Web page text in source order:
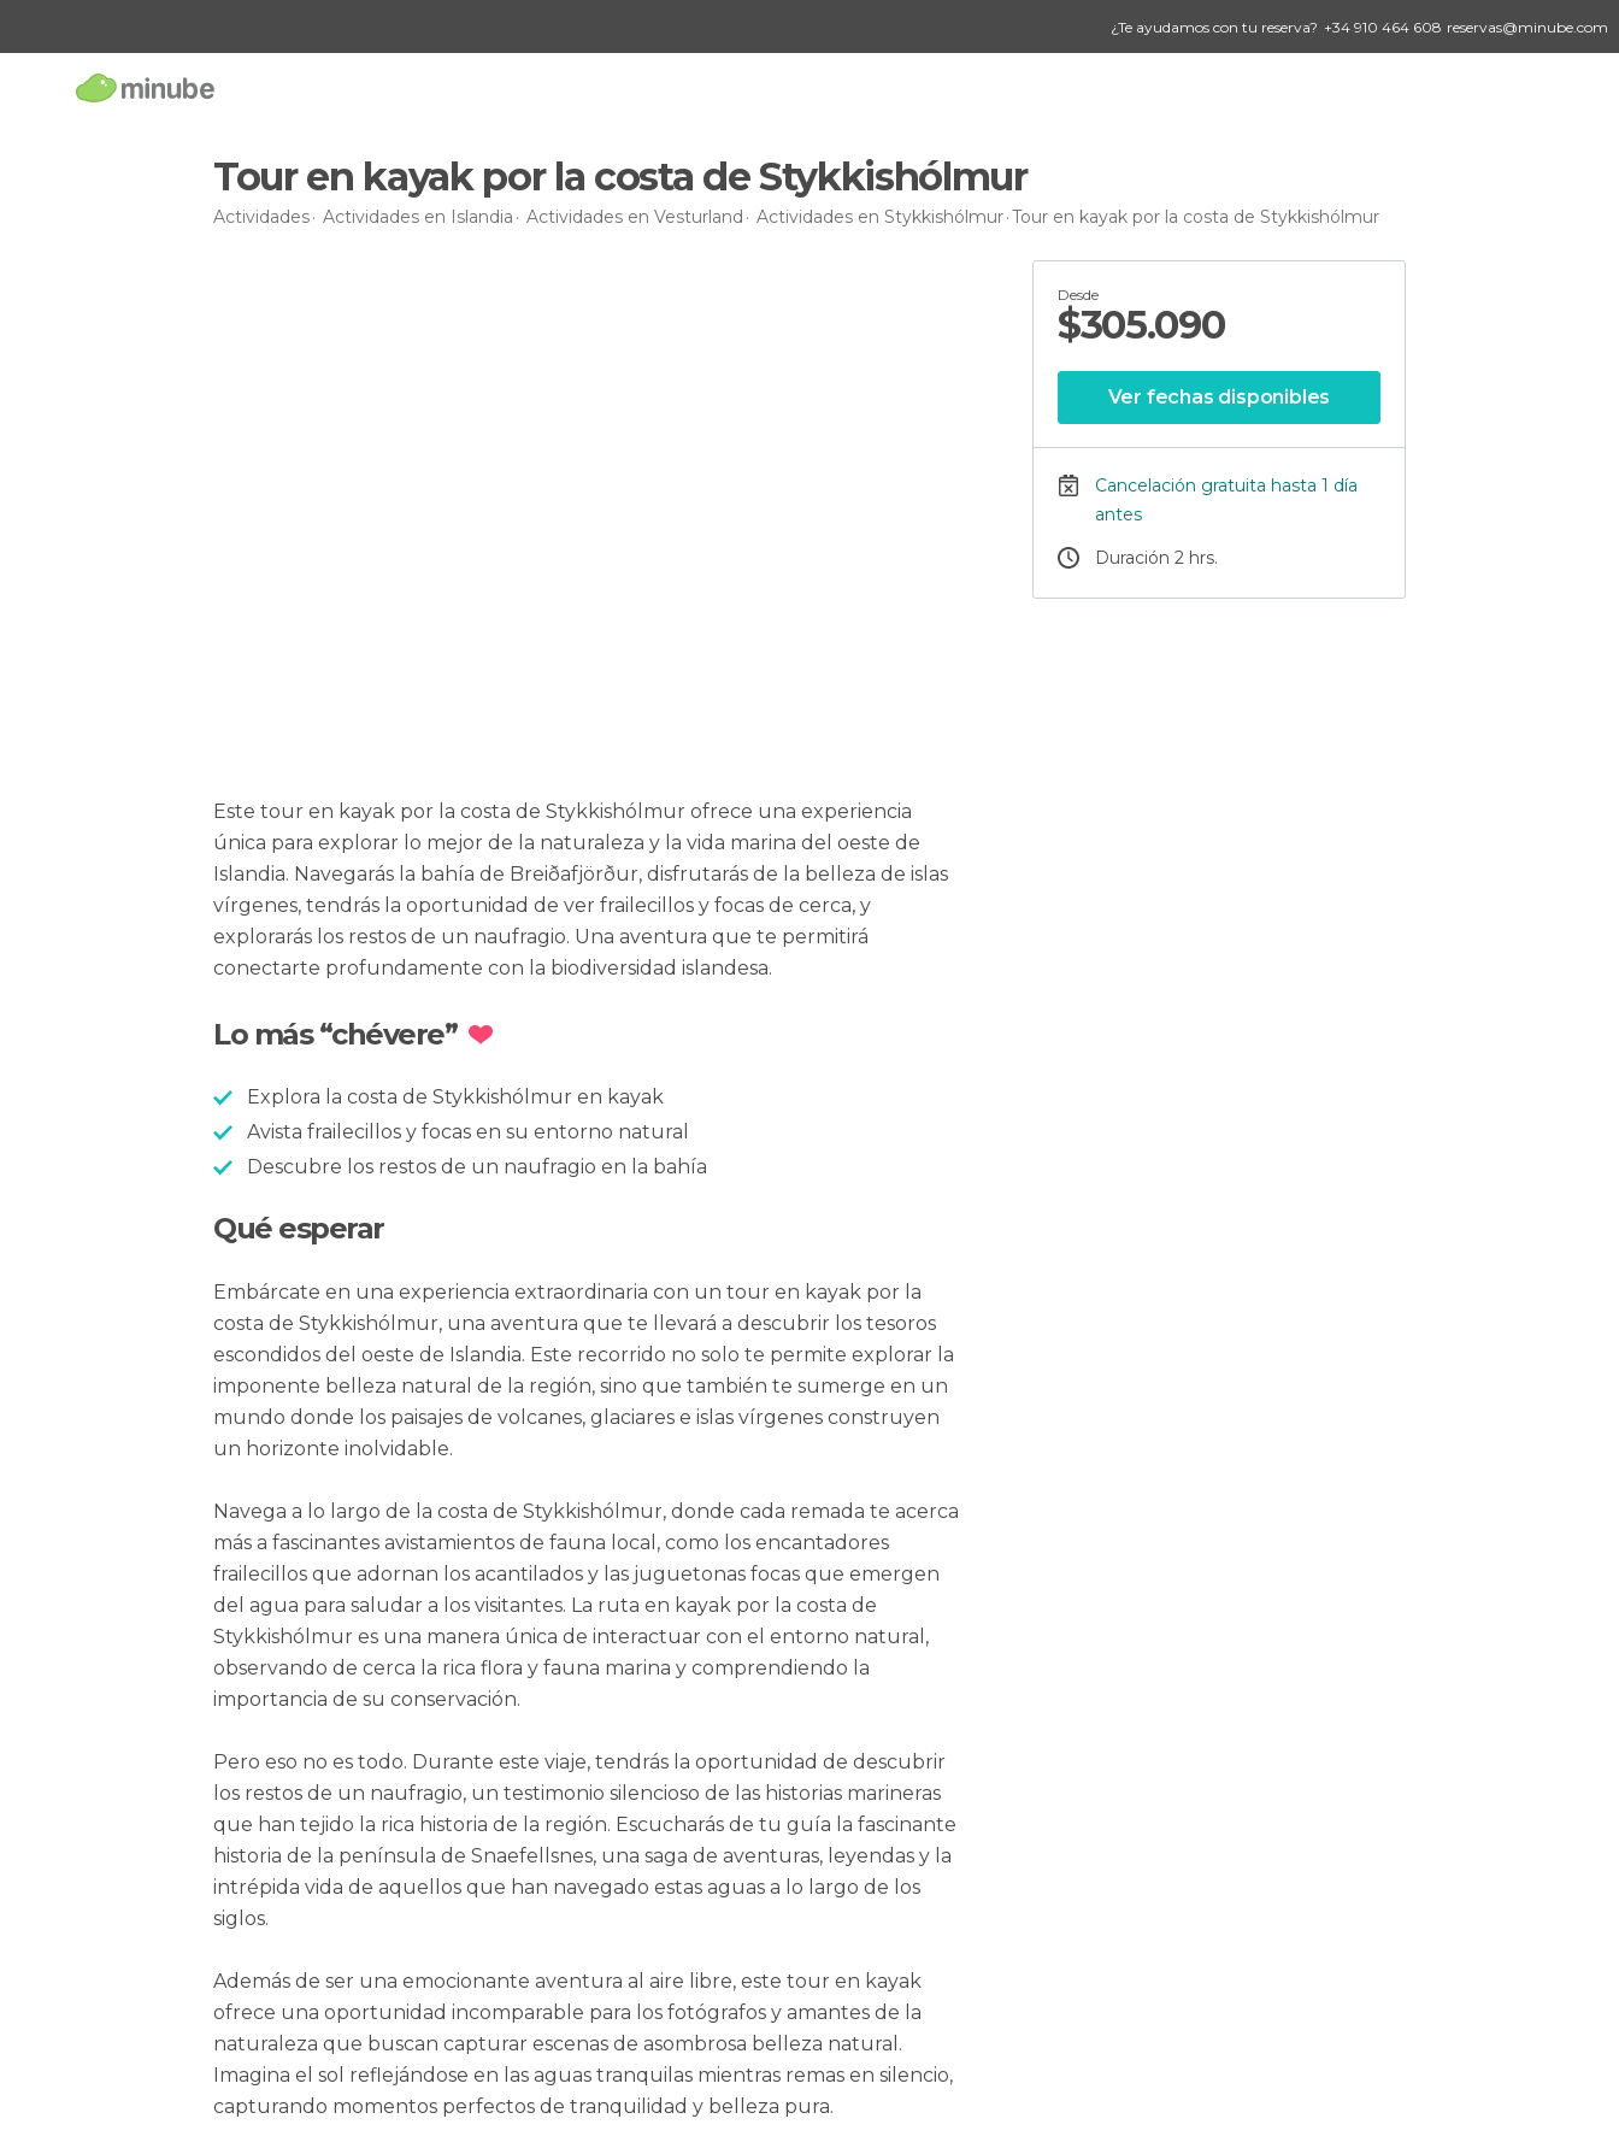
¿Te ayudamos con tu reserva? +34 910 464 608 reservas@minube.com
Tour en kayak por la costa de Stykkishólmur
Actividades Actividades en Islandia Actividades en Vesturland Actividades en Stykkishólmur Tour en kayak por la costa de Stykkishólmur
Desde
$305.090
Ver fechas disponibles
Cancelación gratuita hasta 1 día
antes
Duración 2 hrs.
Este tour en kayak por la costa de Stykkishólmur ofrece una experiencia
única para explorar lo mejor de la naturaleza y la vida marina del oeste de
Islandia. Navegarás la bahía de Breiðafjörður, disfrutarás de la belleza de islas
vírgenes, tendrás la oportunidad de ver frailecillos y focas de cerca, y
explorarás los restos de un naufragio. Una aventura que te permitirá
conectarte profundamente con la biodiversidad islandesa.
Lo más “chévere”
Explora la costa de Stykkishólmur en kayak
Avista frailecillos y focas en su entorno natural
Descubre los restos de un naufragio en la bahía
Qué esperar
Embárcate en una experiencia extraordinaria con un tour en kayak por la
costa de Stykkishólmur, una aventura que te llevará a descubrir los tesoros
escondidos del oeste de Islandia. Este recorrido no solo te permite explorar la
imponente belleza natural de la región, sino que también te sumerge en un
mundo donde los paisajes de volcanes, glaciares e islas vírgenes construyen
un horizonte inolvidable.
Navega a lo largo de la costa de Stykkishólmur, donde cada remada te acerca
más a fascinantes avistamientos de fauna local, como los encantadores
frailecillos que adornan los acantilados y las juguetonas focas que emergen
del agua para saludar a los visitantes. La ruta en kayak por la costa de
Stykkishólmur es una manera única de interactuar con el entorno natural,
observando de cerca la rica flora y fauna marina y comprendiendo la
importancia de su conservación.
Pero eso no es todo. Durante este viaje, tendrás la oportunidad de descubrir
los restos de un naufragio, un testimonio silencioso de las historias marineras
que han tejido la rica historia de la región. Escucharás de tu guía la fascinante
historia de la península de Snaefellsnes, una saga de aventuras, leyendas y la
intrépida vida de aquellos que han navegado estas aguas a lo largo de los
siglos.
Además de ser una emocionante aventura al aire libre, este tour en kayak
ofrece una oportunidad incomparable para los fotógrafos y amantes de la
naturaleza que buscan capturar escenas de asombrosa belleza natural.
Imagina el sol reflejándose en las aguas tranquilas mientras remas en silencio,
capturando momentos perfectos de tranquilidad y belleza pura.